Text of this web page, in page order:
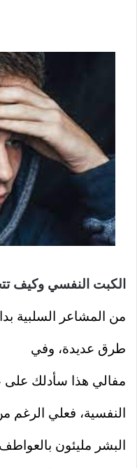
الكبت النفسي وكيف
من المشاعر السلبية
طرق عديدة، وفي
مفالي هذا سأدلك على
النفسية، فعلي الرغم
البشر مليئون